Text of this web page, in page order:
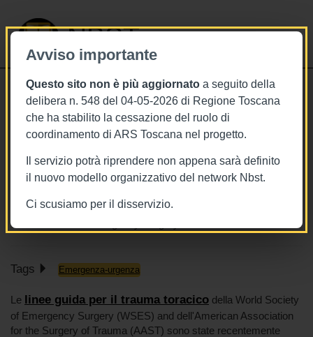
Avviso importante
Questo sito non è più aggiornato a seguito della
delibera n. 548 del 04-05-2026 di Regione Toscana
che ha stabilito la cessazione del ruolo di
coordinamento di ARS Toscana nel progetto.
Il servizio potrà riprendere non appena sarà definito
il nuovo modello organizzativo del network Nbst.
Ci scusiamo per il disservizio.
NBST
4/11/2025
Trauma toracico: lesioni frequenti e
approcci diagnostici nelle ultime
linee guida
World Journal of Emergency Surgery
Tags Emergenza-urgenza
Le linee guida per il trauma toracico della World Society
of Emergency Surgery (WSES) and dell'American Association
for the Surgery of Trauma (AAST) sono state recentemente